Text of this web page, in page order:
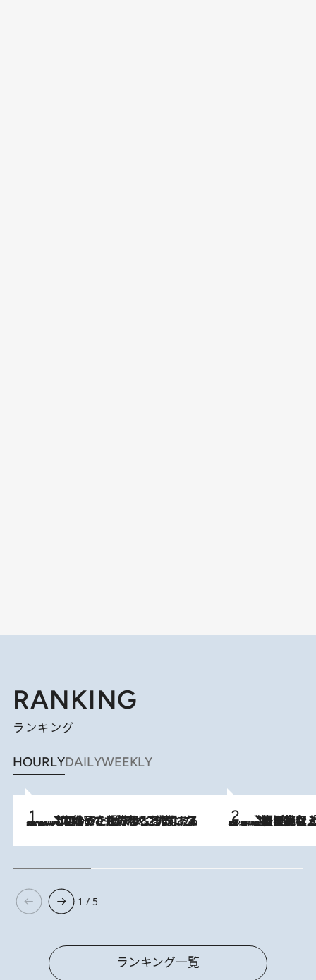
RANKING
ランキング
HOURLYDAILYWEEKLY
2026.8.5
【阿川佐和子さんの年とる力】なぜ70代で始めた趣味は“こんなに楽しい”のか？ ピアノ、俳句…スランプに陥っても続けられる“ある秘訣”とは 2026.8.5
【なぜ吉沢亮は「気配を消せる」のか？】興行収入208億の『国宝』を経て挑むミュージカル『ディア・エヴァン・ハンセン』。トップ俳優が舞台上でさらけ出した“孤独”とは
1 / 5
ランキング一覧